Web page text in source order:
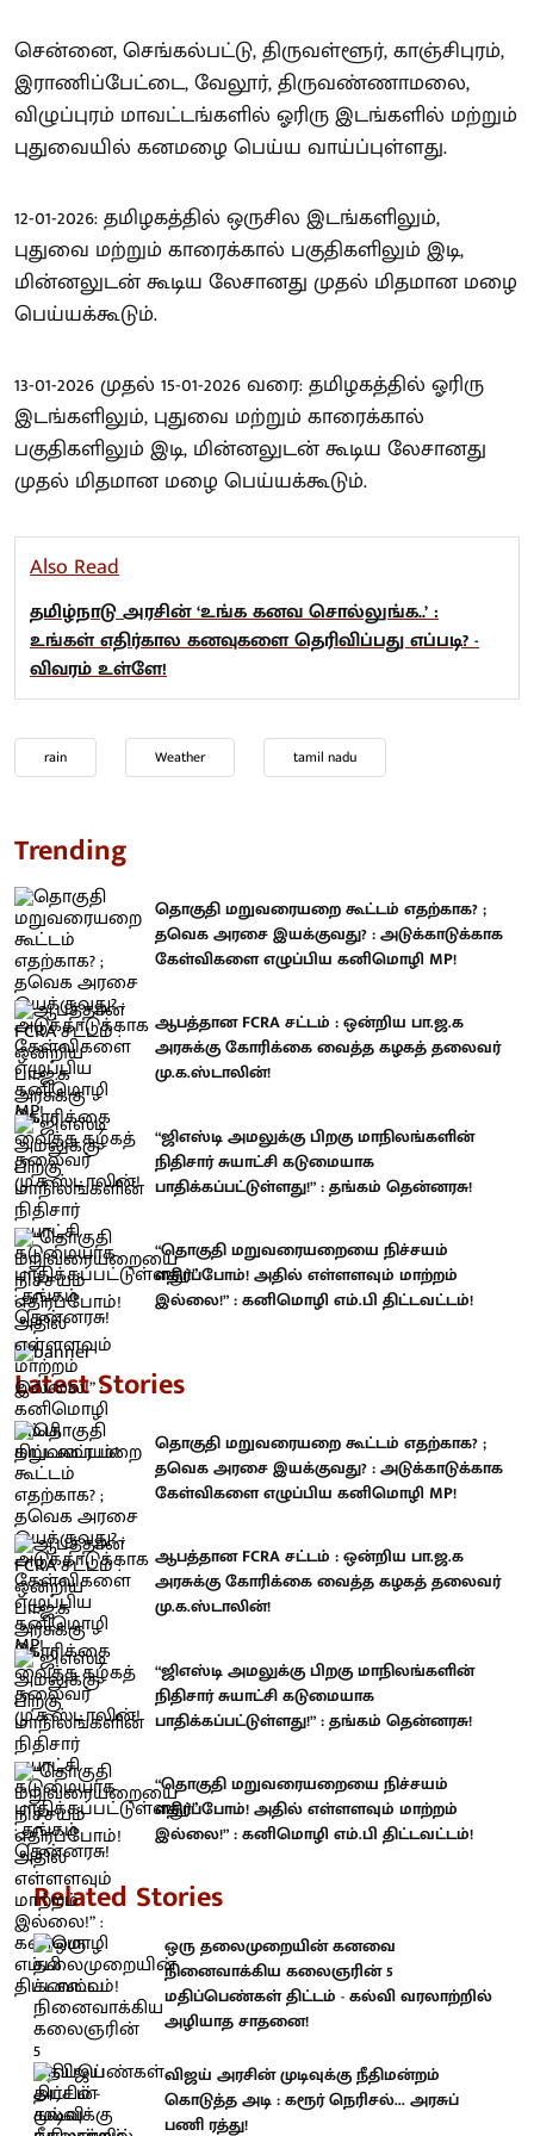
சென்னை, செங்கல்பட்டு, திருவள்ளூர், காஞ்சிபுரம்,
இராணிப்பேட்டை, வேலூர், திருவண்ணாமலை,
விழுப்புரம் மாவட்டங்களில் ஓரிரு இடங்களில் மற்றும்
புதுவையில் கனமழை பெய்ய வாய்ப்புள்ளது.
12-01-2026: தமிழகத்தில் ஒருசில இடங்களிலும்,
புதுவை மற்றும் காரைக்கால் பகுதிகளிலும் இடி,
மின்னலுடன் கூடிய லேசானது முதல் மிதமான மழை
பெய்யக்கூடும்.
13-01-2026 முதல் 15-01-2026 வரை: தமிழகத்தில் ஓரிரு
இடங்களிலும், புதுவை மற்றும் காரைக்கால்
பகுதிகளிலும் இடி, மின்னலுடன் கூடிய லேசானது
முதல் மிதமான மழை பெய்யக்கூடும்.
Also Read
தமிழ்நாடு அரசின் ‘உங்க கனவ சொல்லுங்க..’ :
உங்கள் எதிர்கால கனவுகளை தெரிவிப்பது எப்படி? -
விவரம் உள்ளே!
rain Weather tamil nadu
Trending
தொகுதி மறுவரையறை கூட்டம் எதற்காக? ;
தவெக அரசை இயக்குவது? : அடுக்காடுக்காக
கேள்விகளை எழுப்பிய கனிமொழி MP!
ஆபத்தான FCRA சட்டம் : ஒன்றிய பா.ஜ.க
அரசுக்கு கோரிக்கை வைத்த கழகத் தலைவர்
மு.க.ஸ்டாலின்!
“ஜிஎஸ்டி அமலுக்கு பிறகு மாநிலங்களின்
நிதிசார் சுயாட்சி கடுமையாக
பாதிக்கப்பட்டுள்ளது!” : தங்கம் தென்னரசு!
“தொகுதி மறுவரையறையை நிச்சயம்
எதிர்ப்போம்! அதில் எள்ளளவும் மாற்றம்
இல்லை!” : கனிமொழி எம்.பி திட்டவட்டம்!
Latest Stories
தொகுதி மறுவரையறை கூட்டம் எதற்காக? ;
தவெக அரசை இயக்குவது? : அடுக்காடுக்காக
கேள்விகளை எழுப்பிய கனிமொழி MP!
ஆபத்தான FCRA சட்டம் : ஒன்றிய பா.ஜ.க
அரசுக்கு கோரிக்கை வைத்த கழகத் தலைவர்
மு.க.ஸ்டாலின்!
“ஜிஎஸ்டி அமலுக்கு பிறகு மாநிலங்களின்
நிதிசார் சுயாட்சி கடுமையாக
பாதிக்கப்பட்டுள்ளது!” : தங்கம் தென்னரசு!
“தொகுதி மறுவரையறையை நிச்சயம்
எதிர்ப்போம்! அதில் எள்ளளவும் மாற்றம்
இல்லை!” : கனிமொழி எம்.பி திட்டவட்டம்!
Related Stories
ஒரு தலைமுறையின் கனவை
நினைவாக்கிய கலைஞரின் 5
மதிப்பெண்கள் திட்டம் - கல்வி வரலாற்றில்
அழியாத சாதனை!
விஜய் அரசின் முடிவுக்கு நீதிமன்றம்
கொடுத்த அடி : கரூர் நெரிசல்... அரசுப்
பணி ரத்து!